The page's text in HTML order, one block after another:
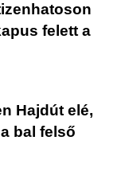
felett a
Hajdút elé,
bal felső